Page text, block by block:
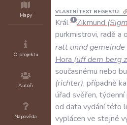
Mapy
O projektu
Autoři
Nápověda
VLASTNÍ TEXT REGESTU:
Král Zikmund (
purkmistrovi, radě a
ratt unndgemeinde
Hora (uffdem berg
současnému nebo
(richter), případně
úřad svěřen, týdenní
od data vydánítéto
vyplácen ve stejné